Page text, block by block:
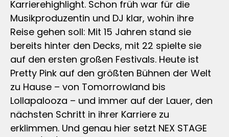
Karrierehighlight. Schon früh war für die
Musikproduzentin und DJ klar, wohin ihre
Reise gehen soll: Mit 15 Jahren stand sie
bereits hinter den Decks, mit 22 spielte sie
auf den ersten großen Festivals. Heute ist
Pretty Pink auf den größten Bühnen der Welt
zu Hause – von Tomorrowland bis
Lollapalooza – und immer auf der Lauer, den
nächsten Schritt in ihrer Karriere zu
erklimmen. Und genau hier setzt NEX STAGE